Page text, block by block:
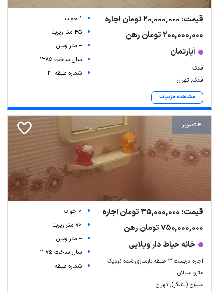
Leaflet ariamarz.com
قیمت: 20,000,000 تومان اجاره
200,000,000 تومان رهن
آپارتمان
فدک
فدک, تهران
مشاهده جزییات
1 خواب
45 متر زیربنا
-- متر زمین
سال ساخت 1385
شماره طبقه: 3
4 تصویر
قیمت: 35,000,000 تومان اجاره
750,000,000 تومان رهن
خانه حیاط دار ویلایی
اجاره دربست ۳ طبقه بازسازی شده نزدیک
مترو سبلان
سبلان (لشگر), تهران
0 خواب
70 متر زیربنا
-- متر زمین
سال ساخت 1375
شماره طبقه: --